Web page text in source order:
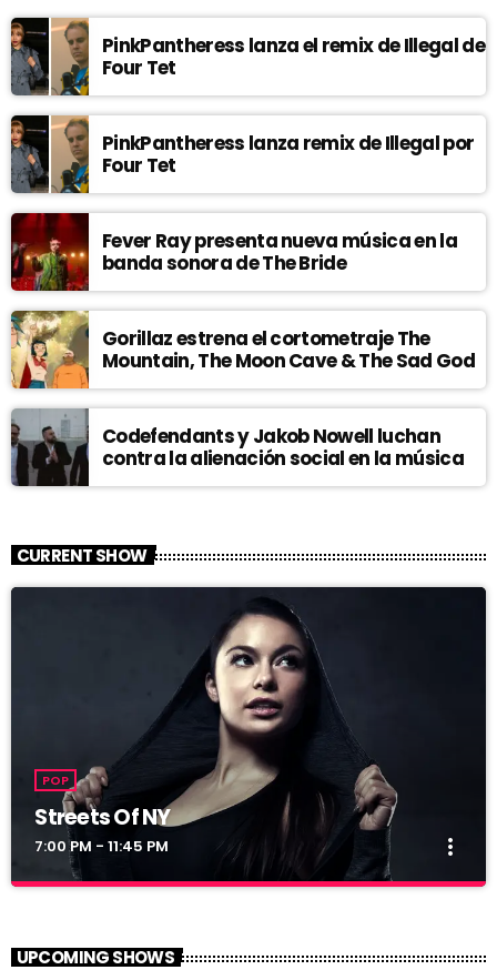
PinkPantheress lanza el remix de Illegal de
Four Tet
PinkPantheress lanza remix de Illegal por
Four Tet
Fever Ray presenta nueva música en la
banda sonora de The Bride
Gorillaz estrena el cortometraje The
Mountain, The Moon Cave & The Sad God
Codefendants y Jakob Nowell luchan
contra la alienación social en la música
CURRENT SHOW
POP
Streets Of NY
7:00 PM - 11:45 PM more_vert
UPCOMING SHOWS